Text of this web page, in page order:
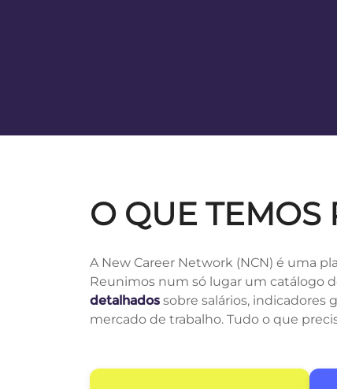
O QUE TEMOS
A New Career Network (NCN) é uma
Reunimos num só lugar um catálogo
detalhados sobre salários, indicadores
mercado de trabalho. Tudo o que